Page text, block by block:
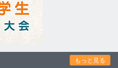
もっと見る